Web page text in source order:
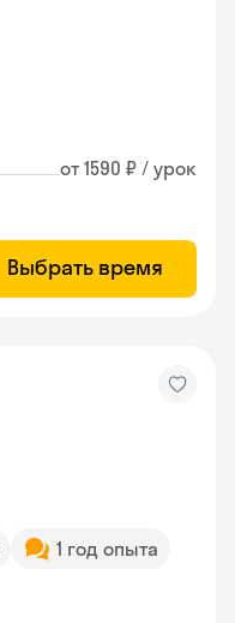
от 1590 ₽ / урок
Выбрать время
1 год опыта